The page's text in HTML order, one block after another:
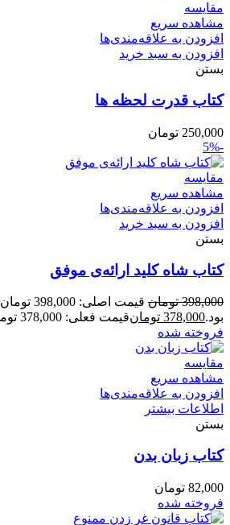
مقایسه
مشاهده سریع
افزودن به علاقه‌مندی‌ها
افزودن به سبد خرید
بستن
کتاب قدرت لحظه ها
250,000 تومان
-5%
مقایسه
مشاهده سریع
افزودن به علاقه‌مندی‌ها
افزودن به سبد خرید
بستن
کتاب شاه کلید ارائه‌ی موفق
398,000 تومان
قیمت اصلی: 398,000 تومان
بود.378,000 تومانقیمت فعلی: 378,000 تومان.
فروخته شده
مقایسه
مشاهده سریع
افزودن به علاقه‌مندی‌ها
اطلاعات بیشتر
بستن
کتاب زبان بدن
82,000 تومان
فروخته شده